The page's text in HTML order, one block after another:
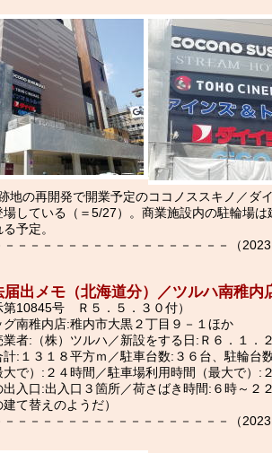
地の再開発で開業予定のココノススキノ／ダ
している（＝5/27）。商業施設内の駐輪場は
予定。
－－－－－－－－－－－－－－－－－－（
届出メモ（北海道分）／ツルハ南稚内
第10845号 Ｒ５．５．３０付）
グ南稚内店:稚内市大黒２丁目９－１ほか
者:（株）ツルハ／新設をする日:Ｒ６．１．
計:１３１８平方ｍ／駐車台数:３６台、駐輪台
で）:２４時間／駐車場利用時間（最大で）:
入口:出入口３箇所／荷さばき時間:６時～２
て替えのようだ）
－－－－－－－－－－－－－－－－－－（